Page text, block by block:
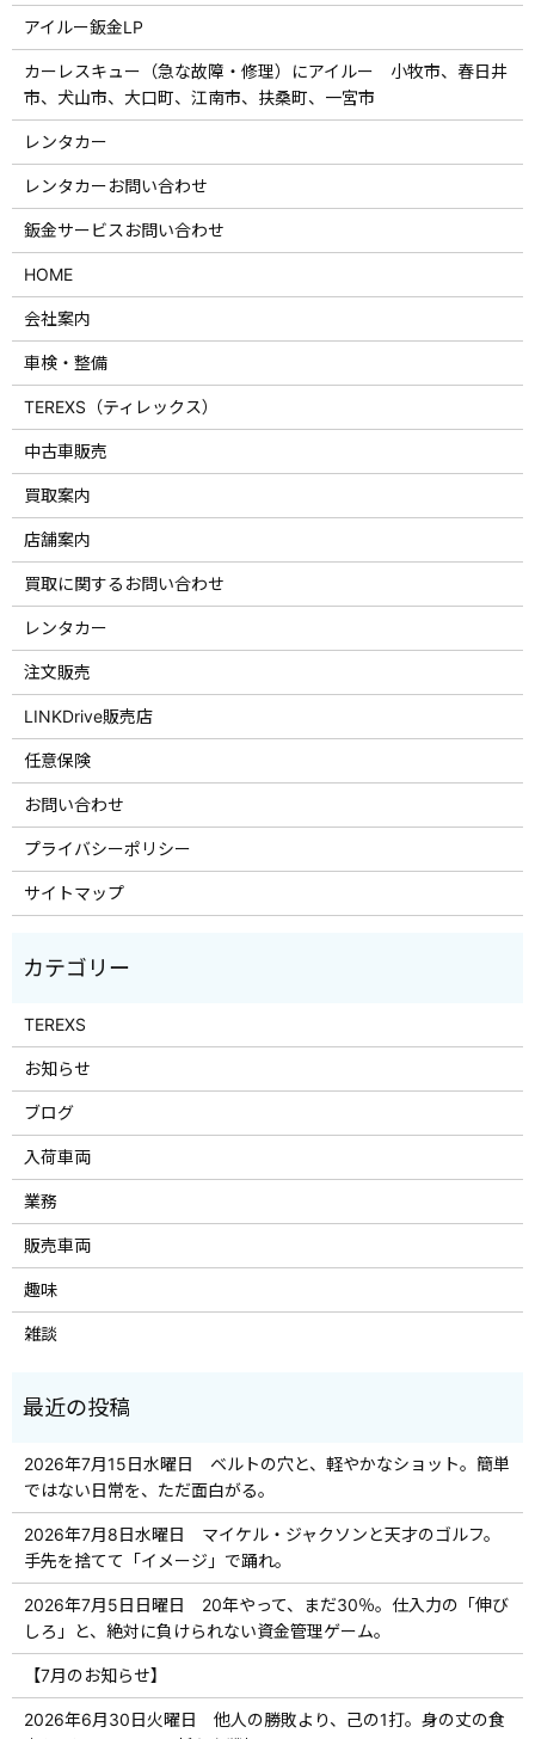
アイルー鈑金LP
カーレスキュー（急な故障・修理）にアイルー 小牧市、春日井
市、犬山市、大口町、江南市、扶桑町、一宮市
レンタカー
レンタカーお問い合わせ
鈑金サービスお問い合わせ
HOME
会社案内
車検・整備
TEREXS（ティレックス）
中古車販売
買取案内
店舗案内
買取に関するお問い合わせ
レンタカー
注文販売
LINKDrive販売店
任意保険
お問い合わせ
プライバシーポリシー
サイトマップ
TEREXS
お知らせ
ブログ
入荷車両
業務
販売車両
趣味
雑談
2026年7月15日水曜日 ベルトの穴と、軽やかなショット。簡単
ではない日常を、ただ面白がる。
2026年7月8日水曜日 マイケル・ジャクソンと天才のゴルフ。
手先を捨てて「イメージ」で踊れ。
2026年7月5日日曜日 20年やって、まだ30％。仕入力の「伸び
しろ」と、絶対に負けられない資金管理ゲーム。
【7月のお知らせ】
2026年6月30日火曜日 他人の勝敗より、己の1打。身の丈の食